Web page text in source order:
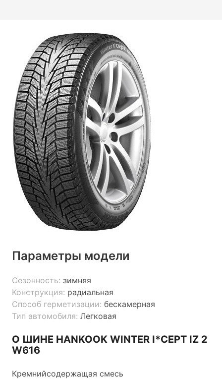
Параметры модели
Сезонность: зимняя
Конструкция: радиальная
Способ герметизации: бескамерная
Тип автомобиля: Легковая
О ШИНЕ HANKOOK WINTER I*CEPT IZ 2
W616
Кремнийсодержащая смесь